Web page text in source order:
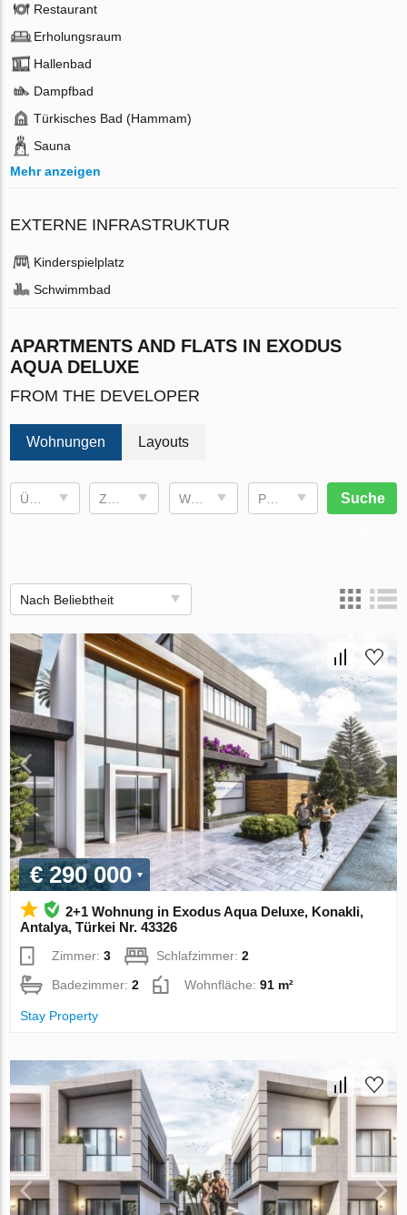
Restaurant
Erholungsraum
Hallenbad
Dampfbad
Türkisches Bad (Hammam)
Sauna
Mehr anzeigen
EXTERNE INFRASTRUKTUR
Kinderspielplatz
Schwimmbad
APARTMENTS AND FLATS IN EXODUS
AQUA DELUXE
FROM THE DEVELOPER
Wohnungen Layouts
Wohnfläche Preis, € Suche
Nach Beliebtheit
€ 290 000
2+1 Wohnung in Exodus Aqua Deluxe, Konakli,
Antalya, Türkei Nr. 43326
Zimmer:3 Schlafzimmer:2
Badezimmer:2 Wohnfläche:91 m²
Stay Property